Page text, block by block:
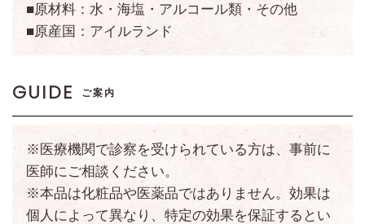
■原材料：水・海塩・アルコール類・その他
■原産国：アイルランド
GUIDE ご案内
※医療機関で診察を受けられている方は、事前に
医師にご相談ください。
※本品は化粧品や医薬品ではありません。効果は
個人によって異なり、特定の効果を保証するとい